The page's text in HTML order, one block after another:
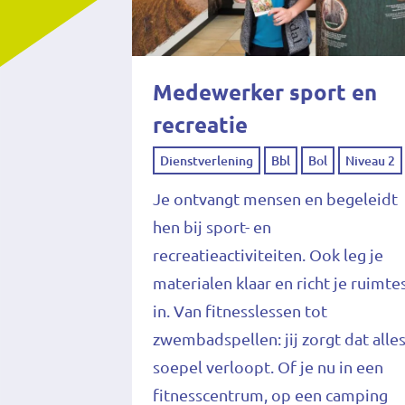
Medewerker sport en
recreatie
Dienstverlening Bbl Bol Niveau 2
Je ontvangt mensen en begeleidt
hen bij sport- en
recreatieactiviteiten. Ook leg je
materialen klaar en richt je
in. Van fitnesslessen tot
zwembadspellen: jij zorgt dat
soepel verloopt. Of je nu in een
fitnesscentrum, op een camping